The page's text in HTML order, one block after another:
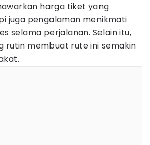
harga tiket yang
juga pengalaman menikmati
selama perjalanan. Selain itu,
rutin membuat rute ini semakin